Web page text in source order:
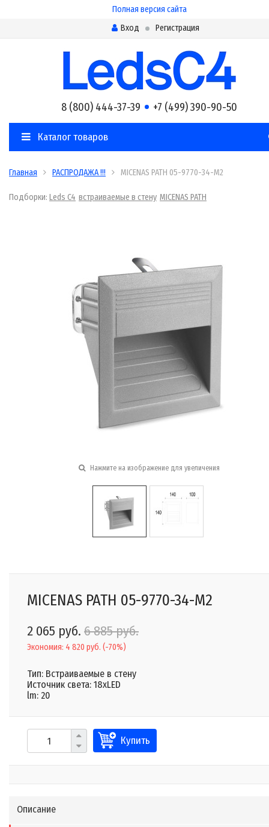
Полная версия сайта
Вход
Регистрация
8 (800) 444-37-39 +7 (499) 390-90-50
Каталог товаров
Главная РАСПРОДАЖА !!! MICENAS PATH 05-9770-34-M2
Подборки: Leds C4 встраиваемые в стену MICENAS PATH
Нажмите на изображение для увеличения
MICENAS PATH 05-9770-34-M2
2 065 руб. 6 885 руб.
Экономия: 4 820 руб. (-70%)
Тип: Встраиваемые в стену
Источник света: 18xLED
lm: 20
Купить
Описание